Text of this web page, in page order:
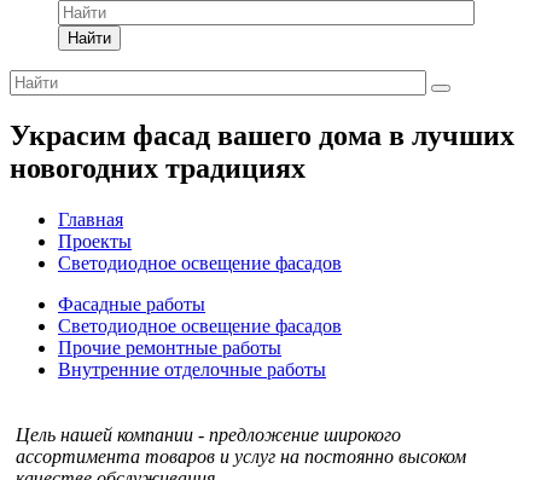
Найти
Украсим фасад вашего дома в лучших
новогодних традициях
Главная
Проекты
Светодиодное освещение фасадов
Фасадные работы
Светодиодное освещение фасадов
Прочие ремонтные работы
Внутренние отделочные работы
Цель нашей компании - предложение широкого
ассортимента товаров и услуг на постоянно высоком